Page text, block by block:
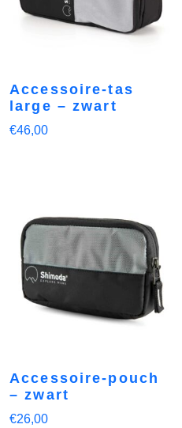
Accessoire-tas
large – zwart
€46,00
Accessoire-pouch
– zwart
€26,00